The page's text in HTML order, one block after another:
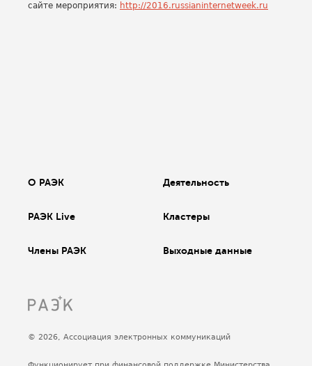
сайте мероприятия: http://2016.russianinternetweek.ru
О РАЭК Деятельность
РАЭК Live Кластеры
Члены РАЭК Выходные данные
© 2026, Ассоциация электронных коммуникаций